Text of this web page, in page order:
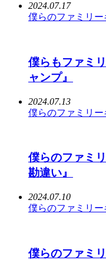
2024.07.17
僕らのファミリ
僕らもファミ
ャンプ』
2024.07.13
僕らのファミリ
僕らのファミ
勘違い』
2024.07.10
僕らのファミリ
僕らのファミ